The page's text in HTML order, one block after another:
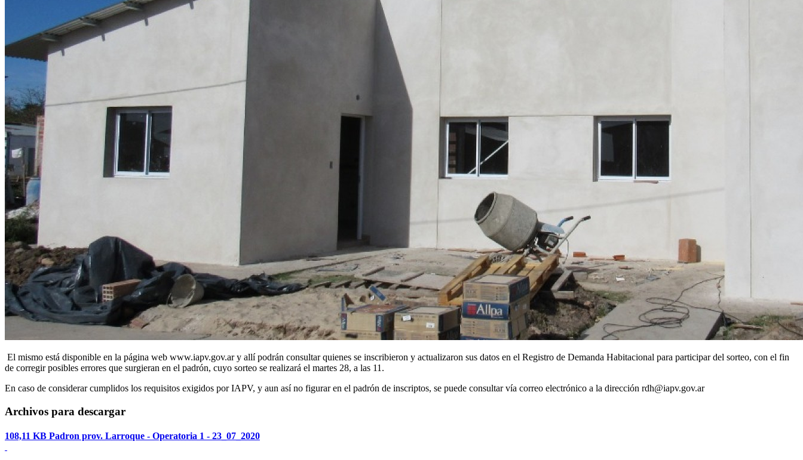
El mismo está disponible en la página web www.iapv.gov.ar y allí podrán consultar quienes se inscribieron y actualizaron sus datos en el Registro de Demanda Habitacional para participar del sorteo, con el fin
de corregir posibles errores que surgieran en el padrón, cuyo sorteo se realizará el martes 28, a las 11.
En caso de considerar cumplidos los requisitos exigidos por IAPV, y aun así no figurar en el padrón de inscriptos, se puede consultar vía correo electrónico a la dirección rdh@iapv.gov.ar
Archivos para descargar
108,11 KB Padron prov. Larroque - Operatoria 1 - 23_07_2020